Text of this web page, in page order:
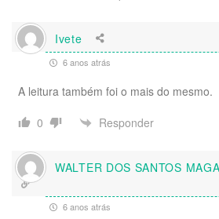
Ivete
6 anos atrás
A leitura também foi o mais do mesmo.
0
Responder
WALTER DOS SANTOS
6 anos atrás